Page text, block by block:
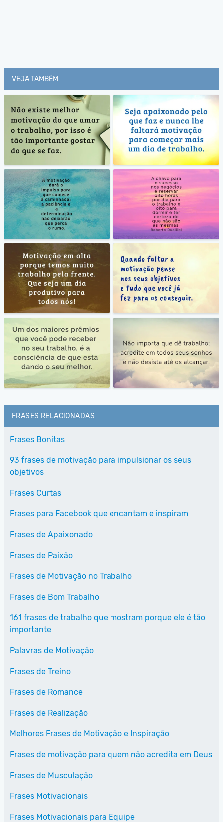
VEJA TAMBÉM
FRASES RELACIONADAS
Frases Bonitas
93 frases de motivação para impulsionar os seus
objetivos
Frases Curtas
Frases para Facebook que encantam e inspiram
Frases de Apaixonado
Frases de Paixão
Frases de Motivação no Trabalho
Frases de Bom Trabalho
161 frases de trabalho que mostram porque ele é tão
importante
Palavras de Motivação
Frases de Treino
Frases de Romance
Frases de Realização
Melhores Frases de Motivação e Inspiração
Frases de motivação para quem não acredita em Deus
Frases de Musculação
Frases Motivacionais
Frases Motivacionais para Equipe